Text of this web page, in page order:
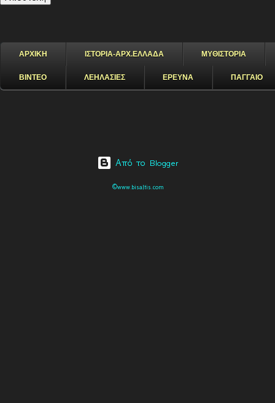
ΑΡΧΙΚΗ ΙΣΤΟΡΙΑ-ΑΡΧ.ΕΛΛΑΔΑ ΜΥΘΙΣΤΟΡΙΑ
ΒΙΝΤΕΟ ΛΕΗΛΑΣΙΕΣ ΕΡΕΥΝΑ ΠΑΓΓΑΙΟ
Από το Blogger
©www.bisaltis.com